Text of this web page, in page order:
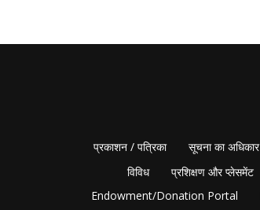
प्रकाशन / पत्रिका सूचना का अधिकार
विविध
प्रशिक्षण और प्लेसमेंट
Endowment/Donation Portal